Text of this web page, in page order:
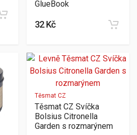
GlueBook
32 Kč
Těsmat CZ
Těsmat CZ Svíčka
Bolsius Citronella
Garden s rozmarýnem